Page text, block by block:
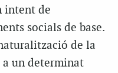
intent de
socials de base.
de la
un determinat